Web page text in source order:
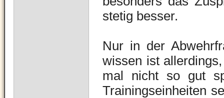
stetig besser.
Nur in der
wissen ist
mal nicht so gut
Trainingseinheiten